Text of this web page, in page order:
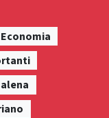
Economia